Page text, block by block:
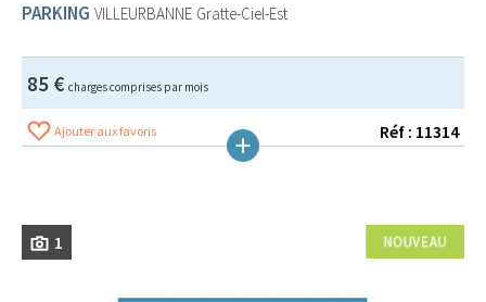
PARKING VILLEURBANNE Gratte-Ciel-Est
85 € charges comprises par mois
Ajouter aux favoris Réf : 11314
1